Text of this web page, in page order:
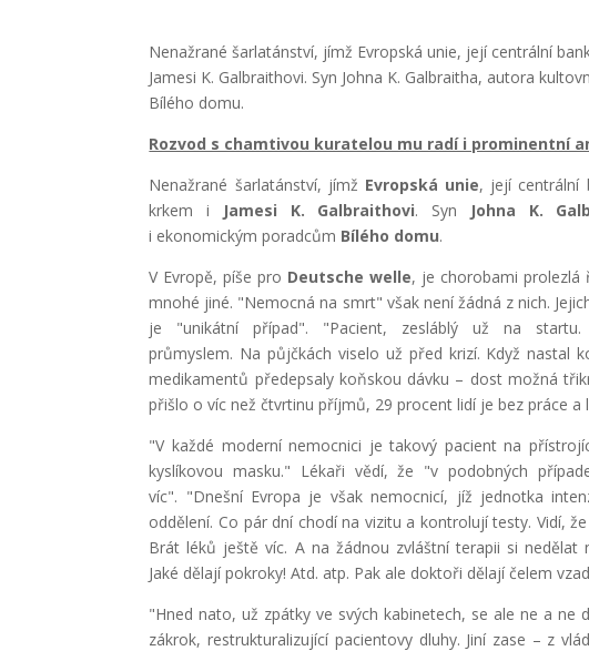
Nenažrané šarlatánství, jímž Evropská unie, její centrální
Jamesi K. Galbraithovi. Syn Johna K. Galbraitha, autora
Bílého domu.
Rozvod s chamtivou kuratelou mu radí i prominentní
Nenažrané šarlatánství, jímž Evropská unie, její centrální
krkem i
Jamesi K. Galbraithovi. Syn Johna K.
i ekonomickým poradcům Bílého domu.
V Evropě, píše pro Deutsche welle, je chorobami prolezlá
mnohé jiné. "Nemocná na smrt" však není žádná z nich.
je "unikátní případ". "Pacient, zesláblý už na startu.
průmyslem. Na půjčkách viselo už před krizí. Když nastal
medikamentů předepsaly koňskou dávku – dost možná
přišlo o víc než čtvrtinu příjmů, 29 procent lidí je bez práce a
"V každé moderní nemocnici je takový pacient na
kyslíkovou masku." Lékaři vědí, že "v podobných
víc". "Dnešní Evropa je však nemocnicí, jíž jednotka
oddělení. Co pár dní chodí na vizitu a kontrolují testy. Vidí,
Brát léků ještě víc. A na žádnou zvláštní terapii si
Jaké dělají pokroky! Atd. atp. Pak ale doktoři dělají čelem
"Hned nato, už zpátky ve svých kabinetech, se ale ne a ne
zákrok, restrukturalizující pacientovy dluhy. Jiní zase – z vlád